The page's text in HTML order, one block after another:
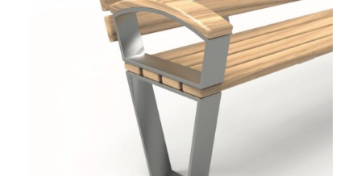
BANC “TRAPEZIO”